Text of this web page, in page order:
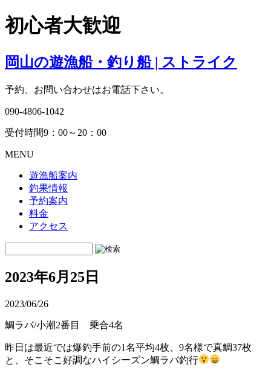
初心者大歓迎
岡山の遊漁船・釣り船 | ストライク
予約、お問い合わせはお電話下さい。
090-4806-1042
受付時間9：00～20：00
MENU
遊漁船案内
釣果情報
予約案内
料金
アクセス
2023年6月25日
2023/06/26
鯛ラバ/小潮2番目 乗合4名
昨日は最近では爆釣手前の1名平均4枚、9名様で真鯛37枚
と、そこそこ好調なハイシーズン鯛ラバ釣行